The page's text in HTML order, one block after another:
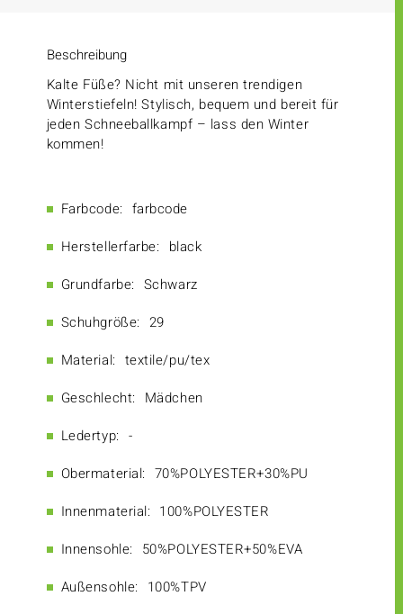
Beschreibung
Kalte Füße? Nicht mit unseren trendigen
Winterstiefeln! Stylisch, bequem und bereit für
jeden Schneeballkampf – lass den Winter
kommen!
Farbcode: farbcode
Herstellerfarbe: black
Grundfarbe: Schwarz
Schuhgröße: 29
Material: textile/pu/tex
Geschlecht: Mädchen
Ledertyp: -
Obermaterial: 70%POLYESTER+30%PU
Innenmaterial: 100%POLYESTER
Innensohle: 50%POLYESTER+50%EVA
Außensohle: 100%TPV